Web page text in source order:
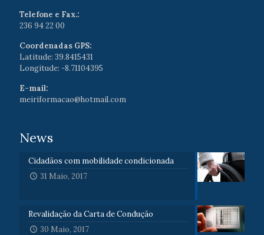
Telefone e Fax.:
236 94 22 00
Coordenadas GPS:
Latitude: 39.8415431
Longitude: -8.71104395
E-mail:
meiriformacao@hotmail.com
News
Cidadãos com mobilidade condicionada
31 Maio, 2017
Revalidação da Carta de Condução
30 Maio, 2017